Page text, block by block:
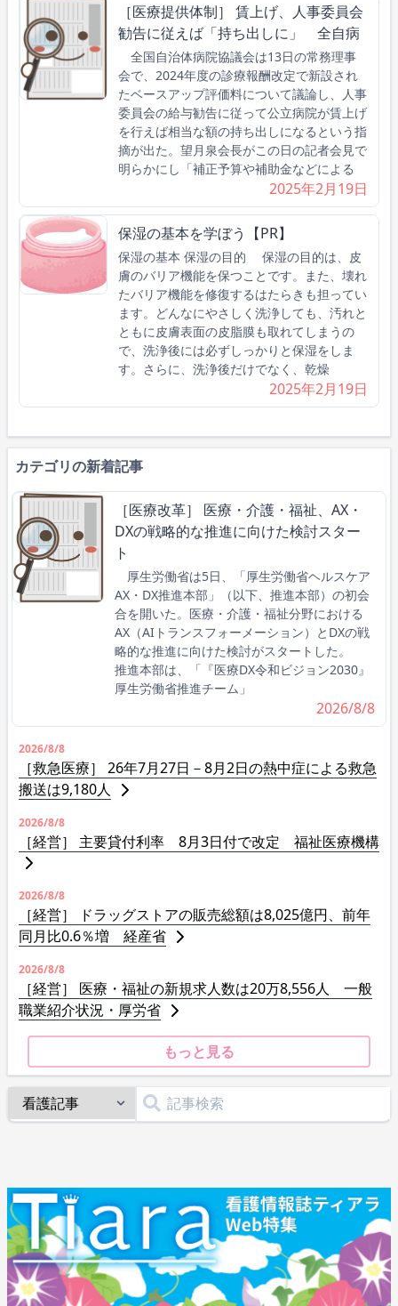
［医療提供体制］ 賃上げ、人事委員会
勧告に従えば「持ち出しに」 全自病
全国自治体病院協議会は13日の常務理事
会で、2024年度の診療報酬改定で新設され
たベースアップ評価料について議論し、人事
委員会の給与勧告に従って公立病院が賃上げ
を行えば相当な額の持ち出しになるという指
摘が出た。望月泉会長がこの日の記者会見で
明らかにし「補正予算や補助金などによる
2025年2月19日
保湿の基本を学ぼう【PR】
保湿の基本 保湿の目的 保湿の目的は、皮
膚のバリア機能を保つことです。また、壊れ
たバリア機能を修復するはたらきも担ってい
ます。どんなにやさしく洗浄しても、汚れと
ともに皮膚表面の皮脂膜も取れてしまうの
で、洗浄後には必ずしっかりと保湿をしま
す。さらに、洗浄後だけでなく、乾燥
2025年2月19日
カテゴリの新着記事
［医療改革］ 医療・介護・福祉、AX・
DXの戦略的な推進に向けた検討スター
ト
厚生労働省は5日、「厚生労働省ヘルスケア
AX・DX推進本部」（以下、推進本部）の初会
合を開いた。医療・介護・福祉分野における
AX（AIトランスフォーメーション）とDXの戦
略的な推進に向けた検討がスタートした。
推進本部は、「『医療DX令和ビジョン2030』
厚生労働省推進チーム」
2026/8/8
2026/8/8
［救急医療］ 26年7月27日－8月2日の熱中症による救急
搬送は9,180人
2026/8/8
［経営］ 主要貸付利率 8月3日付で改定 福祉医療機構
2026/8/8
［経営］ ドラッグストアの販売総額は8,025億円、前年
同月比0.6％増 経産省
2026/8/8
［経営］ 医療・福祉の新規求人数は20万8,556人 一般
職業紹介状況・厚労省
もっと見る